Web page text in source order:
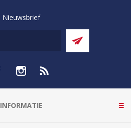
Nieuwsbrief
INFORMATIE